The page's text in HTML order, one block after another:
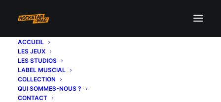
ACCUEIL
LES JEUX
LES STUDIOS
LABEL MUSCIAL
COLLECTION
QUI SOMMES-NOUS ?
CONTACT